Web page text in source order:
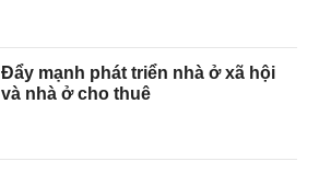
Đẩy mạnh phát triển nhà ở xã hội
và nhà ở cho thuê